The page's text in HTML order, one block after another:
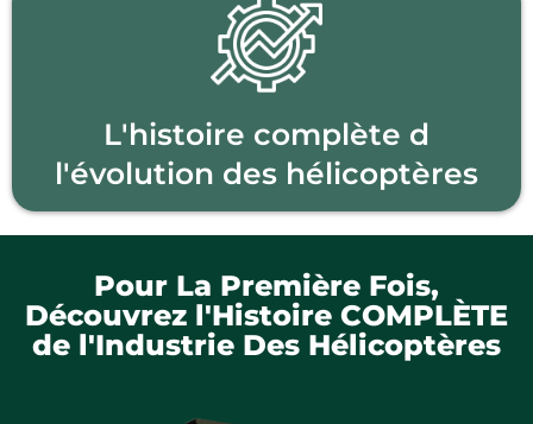
L'histoire complète d
l'évolution des hélicoptères
Pour La Première Fois,
Découvrez l'Histoire COMPLÈTE
de l'Industrie Des Hélicoptères